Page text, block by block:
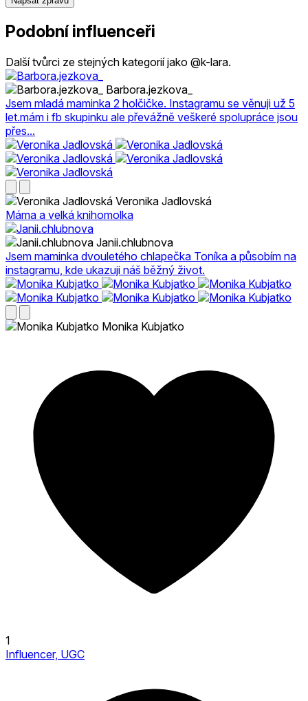
Podobní influenceři
Další tvůrci ze stejných kategorií jako @k-lara.
Barbora.jezkova_
Jsem mladá maminka 2 holčičke. Instagramu se věnuji už 5
let.mám i fb skupinku ale převážně veškeré spolupráce jsou
přes...
Veronika Jadlovská
Máma a velká knihomolka
Janii.chlubnova
Jsem maminka dvouletého chlapečka Toníka a působím na
instagramu, kde ukazuji náš běžný život.
Monika Kubjatko
1
Influencer, UGC